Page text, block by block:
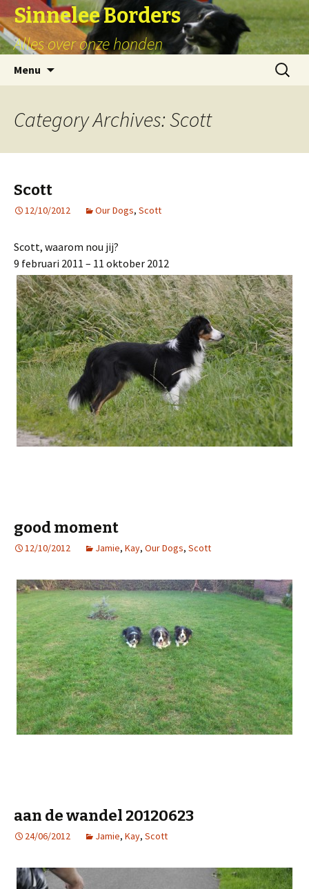
Sinnelee Borders
Alles over onze honden
Menu
Zoeken
naar:
Category Archives: Scott
Scott
12/10/2012 Our Dogs, Scott
Scott, waarom nou jij?
9 februari 2011 – 11 oktober 2012
good moment
12/10/2012 Jamie, Kay, Our Dogs, Scott
aan de wandel 20120623
24/06/2012 Jamie, Kay, Scott